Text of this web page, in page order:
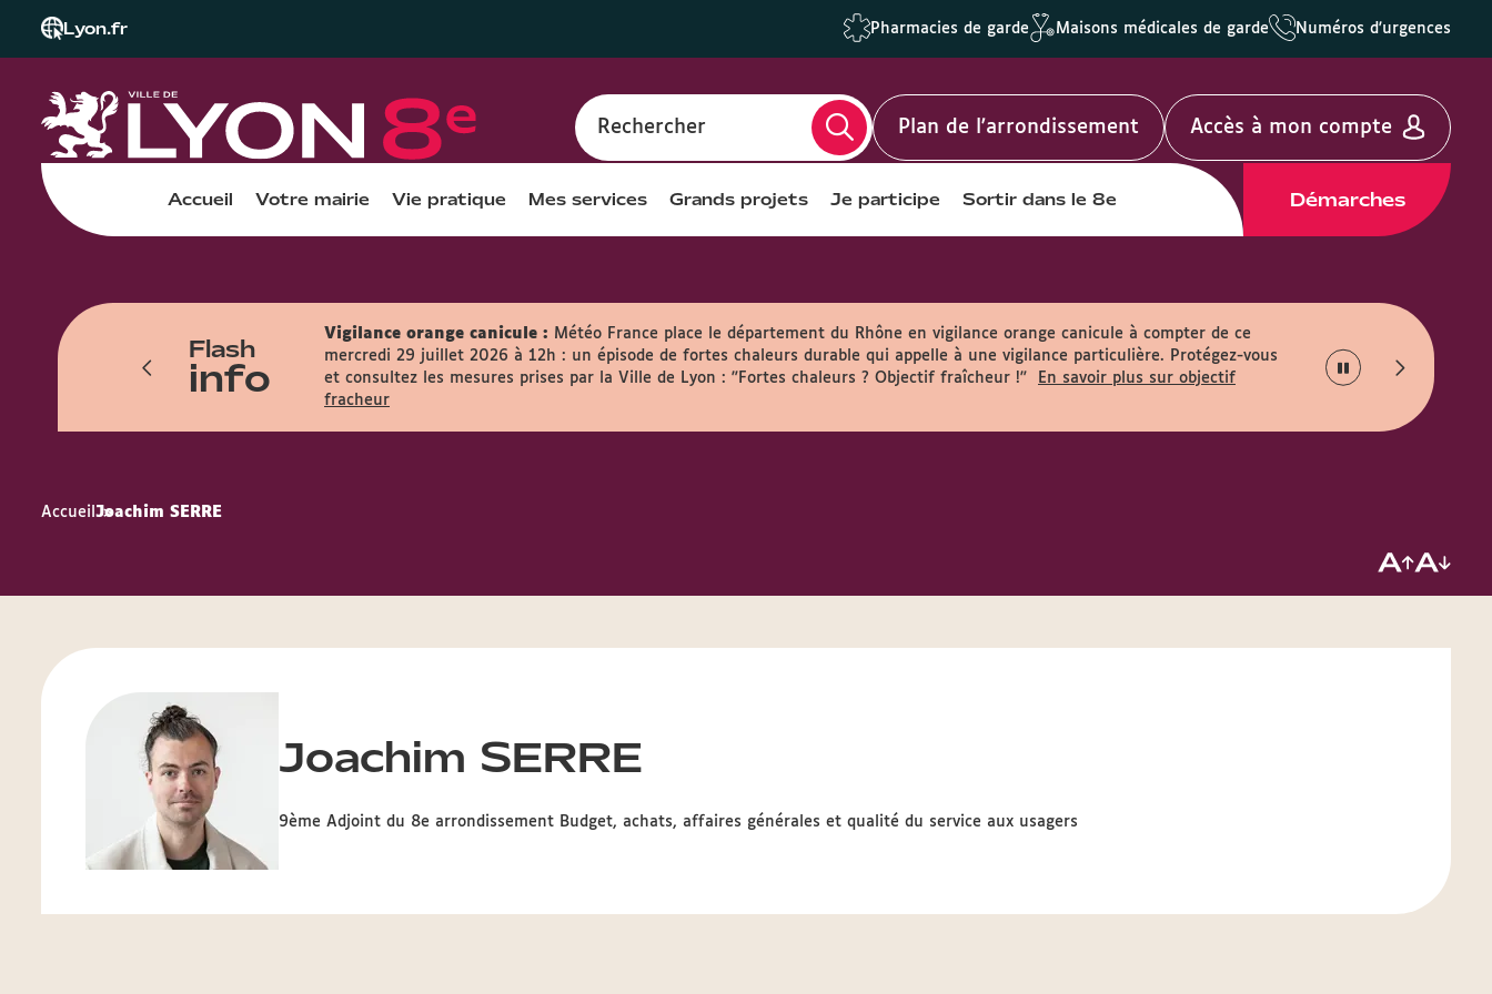
Lyon.fr Pharmacies de garde Maisons médicales de garde Numéros d'urgences
Rechercher Plan de l'arrondissement Accès à mon compte
Accueil Votre mairie Vie pratique Mes services Grands projets Je participe Sortir dans le 8e Démarches
Flash
info
et accueille le public entre 7h45 et
Vigilance orange canicule : Météo France place le département du Rhône en vigilance orange canicule à compter de ce
mercredi 29 juillet 2026 à 12h : un épisode de fortes chaleurs durable qui appelle à une vigilance particulière. Protégez-vous
et consultez les mesures prises par la Ville de Lyon : "Fortes chaleurs ? Objectif fraîcheur !"
En savoir plus sur objectif
fracheur
Accueil Joachim SERRE
Joachim SERRE
9ème Adjoint du 8e arrondissement Budget, achats, affaires générales et qualité du service aux usagers